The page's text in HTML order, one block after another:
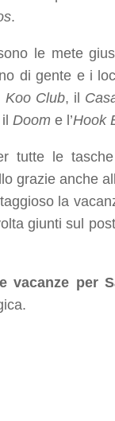
.
le mete
di gente e i
Koo Club, il
Doom e l’Hook
tutte le
grazie anche
la
giunti sul
vacanze per